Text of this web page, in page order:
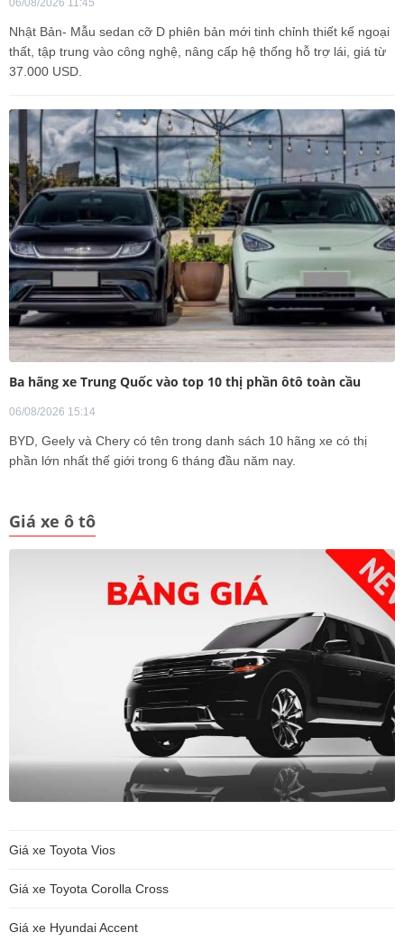
06/08/2026 11:45
Nhật Bản- Mẫu sedan cỡ D phiên bản mới tinh chỉnh thiết kế ngoại
thất, tập trung vào công nghệ, nâng cấp hệ thống hỗ trợ lái, giá từ
37.000 USD.
Ba hãng xe Trung Quốc vào top 10 thị phần ôtô toàn cầu
06/08/2026 15:14
BYD, Geely và Chery có tên trong danh sách 10 hãng xe có thị
phần lớn nhất thế giới trong 6 tháng đầu năm nay.
Giá xe ô tô
Giá xe Toyota Vios
Giá xe Toyota Corolla Cross
Giá xe Hyundai Accent